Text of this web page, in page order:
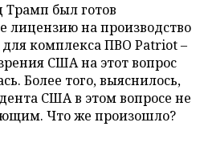
был готов
лицензию на производство
комплекса ПВО Patriot –
США на этот вопрос
Более того, выяснилось,
США в этом вопросе не
Что же произошло?